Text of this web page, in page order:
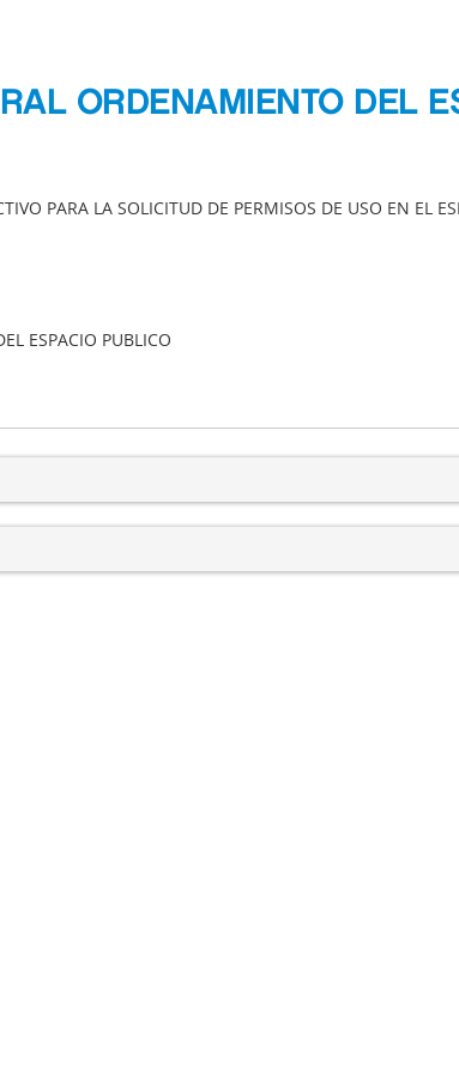
ORDENAMIENTO DEL
PARA LA SOLICITUD DE PERMISOS DE USO EN EL
ESPACIO PUBLICO